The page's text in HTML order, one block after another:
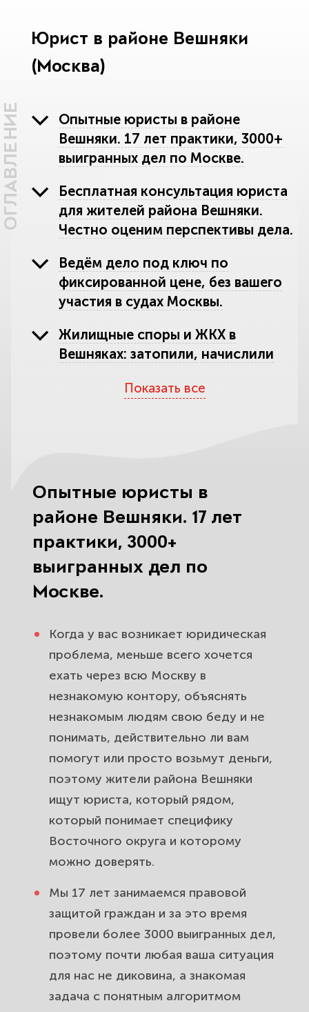
ОГЛАВЛЕНИЕ
Юрист в районе Вешняки
(Москва)
Опытные юристы в районе
Вешняки. 17 лет практики, 3000+
выигранных дел по Москве.
Бесплатная консультация юриста
для жителей района Вешняки.
Честно оценим перспективы дела.
Ведём дело под ключ по
фиксированной цене, без вашего
участия в судах Москвы.
Жилищные споры и ЖКХ в
Вешняках: затопили, начислили
Развод и раздел имущества в
районе Вешняки. Защитим вас,
ваших детей и вашу
собственность.
споры со страховой, взыскание
ущерба.
Споры с банками и кредиты в
Вешняках: списать долг, снизить
платёж, остановить коллекторов.
Сделки с недвижимостью и
новостройки в ВАО: проверка
квартиры, споры с застройщиком,
неустойка.
Трудовые споры в Вешняках:
невыплата зарплаты, серый оклад.
Вернём своё.
Защита прав потребителей в
Вешняках: брак товара, навязанные
услуги, обман. Вернём деньги.
Показать все
Опытные юристы в
районе Вешняки. 17 лет
практики, 3000+
выигранных дел по
Москве.
Когда у вас возникает юридическая
проблема, меньше всего хочется
ехать через всю Москву в
незнакомую контору, объяснять
незнакомым людям свою беду и не
понимать, действительно ли вам
помогут или просто возьмут деньги,
поэтому жители района Вешняки
ищут юриста, который рядом,
который понимает специфику
Восточного округа и которому
можно доверять.
Мы 17 лет занимаемся правовой
защитой граждан и за это время
провели более 3000 выигранных дел,
поэтому почти любая ваша ситуация
для нас не диковина, а знакомая
задача с понятным алгоритмом